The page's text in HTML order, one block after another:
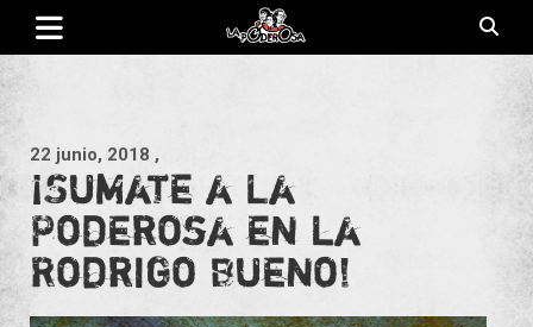
Saltar
contenido
22 junio, 2018 ,
¡Sumate a La
Poderosa en la
Rodrigo Bueno!